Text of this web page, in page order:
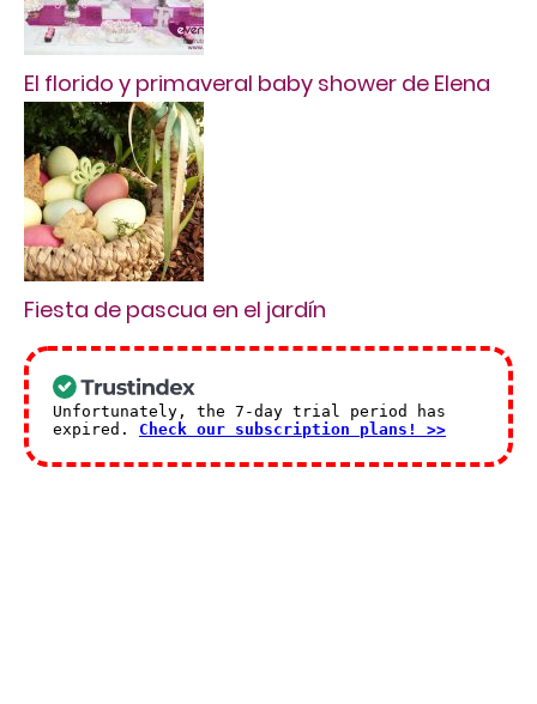
El florido y primaveral baby shower de Elena
Fiesta de pascua en el jardín